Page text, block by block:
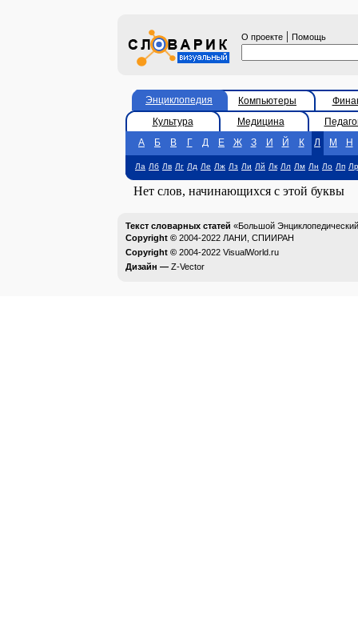
О проекте | Помощь
Энциклопедия Компьютеры
Культура
Медицина
А
Б В Г Д Е Ж З И Й К Л М Н
Ла Лб Лв Лг Лд Ле Лж Лз Ли Лй Лк Лл Лм Лн Ло Лп Лр
Нет слов, начинающихся с этой буквы
Текст словарных статей «Большой
Copyright © 2004-2022 ЛАНИ, СПИИРАН
Copyright © 2004-2022 VisualWorld.ru
Дизайн — Z-Vector